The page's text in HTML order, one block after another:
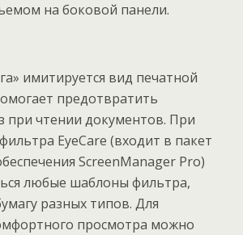
на боковой панели.
имитируется вид печатной
предотвратить
при чтении документов. При
EyeCare (входит в пакет
ScreenManager Pro)
любые шаблоны фильтра,
разных типов. Для
просмотра можно